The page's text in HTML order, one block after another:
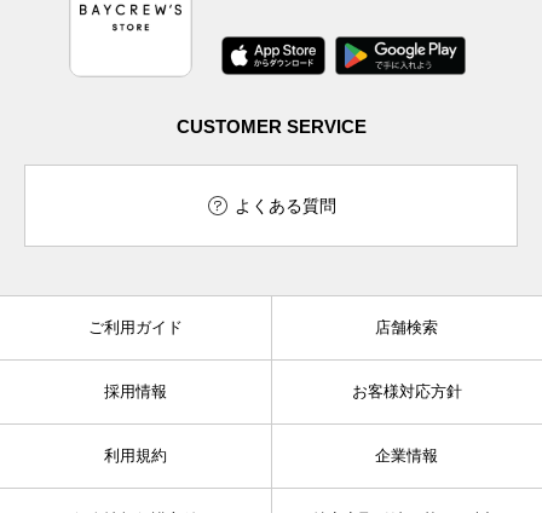
CUSTOMER SERVICE
よくある質問
ご利用ガイド 店舗検索
採用情報 お客様対応方針
利用規約 企業情報